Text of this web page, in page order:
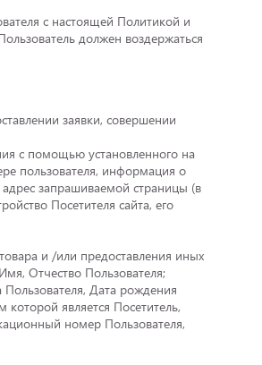
с настоящей Политикой и
должен воздержаться
заявки, совершении
с помощью установленного на
пользователя, информация о
запрашиваемой страницы (в
Посетителя сайта, его
и /или предоставления иных
Отчество Пользователя;
Пользователя, Дата рождения
является Посетитель,
номер Пользователя,